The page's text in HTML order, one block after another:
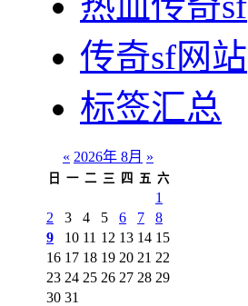
传奇sf网站
标签汇总
« 2026年 8月 »
日 一 二 三 四 五 六
1
2
3 4 5 6 7
8
9
10 11 12 13 14 15
16 17 18 19 20 21 22
23 24 25 26 27 28 29
30 31